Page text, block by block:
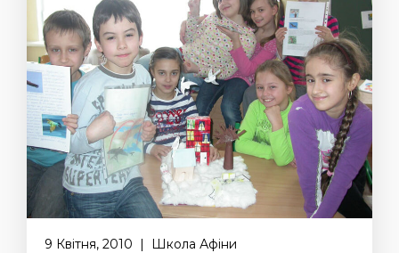
9 Квітня, 2010 | Школа Афіни